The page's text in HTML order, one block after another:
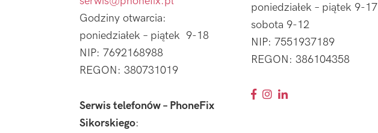
Godziny otwarcia:
poniedziałek – piątek 9-18
NIP: 7692168988
REGON: 380731019
Serwis telefonów – PhoneFix
Sikorskiego:
poniedziałek – piątek 9-17
sobota 9-12
NIP: 7551937189
REGON: 386104358